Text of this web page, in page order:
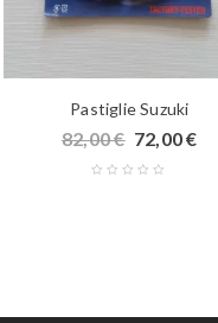
Pastiglie Suzuki
82,00€ 72,00€